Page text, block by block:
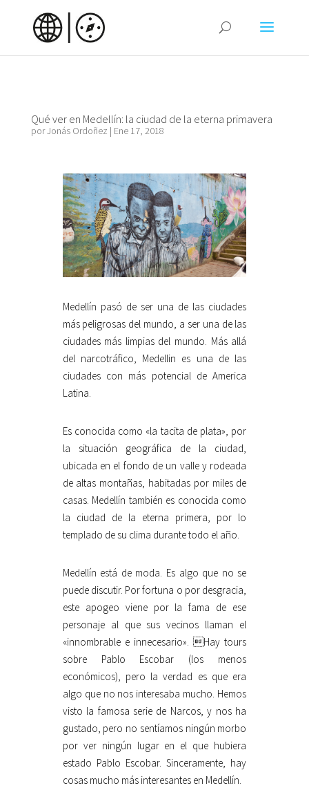
Qué ver en Medellín: la ciudad de la eterna primavera
porJonás Ordoñez | Ene 17, 2018
Medellín pasó de ser una de las ciudades
más peligrosas del mundo, a ser una de las
ciudades más limpias del mundo. Más allá
del narcotráfico, Medellin es una de las
ciudades con más potencial de America
Latina.
Es conocida como «la tacita de plata», por
la situación geográfica de la ciudad,
ubicada en el fondo de un valle y rodeada
de altas montañas, habitadas por miles de
casas. Medellín también es conocida como
la ciudad de la eterna primera, por lo
templado de su clima durante todo el año.
Medellín está de moda. Es algo que no se
puede discutir. Por fortuna o por desgracia,
este apogeo viene por la fama de ese
personaje al que sus vecinos llaman el
«innombrable e innecesario». Hay tours
sobre Pablo Escobar (los menos
económicos), pero la verdad es que era
algo que no nos interesaba mucho. Hemos
visto la famosa serie de Narcos, y nos ha
gustado, pero no sentíamos ningún morbo
por ver ningún lugar en el que hubiera
estado Pablo Escobar. Sinceramente, hay
cosas mucho más interesantes en Medellín.